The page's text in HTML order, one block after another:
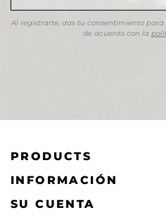
Al registrarte, das tu consentimiento
de acuerdo con la
PRODUCTS
INFORMACIÓN
SU CUENTA